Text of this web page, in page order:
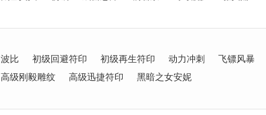
波比 初级回避符印 初级再生符印 动力冲刺
飞镖风暴
高级刚毅雕纹
高级迅捷符印 黑暗之女安妮